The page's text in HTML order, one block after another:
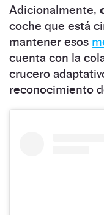
Adicionalmente,
coche que está
mantener esos
cuenta con la
crucero
reconocimiento